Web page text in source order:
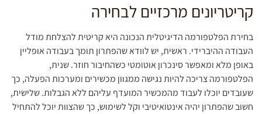
קריטריונים מרכזיים לבחירה
בחירת הפלטפורמה הדיגיטלית הנכונה היא קריטית להצלחת מודל
העבודה ההיברידי. ראשית, יש לוודא שהפתרון תומך בעבודה אופליין
באופן מלא ומאפשר סינכרון אוטומטי כשהחיבור חוזר. שנית,
הפלטפורמה צריכה להיות נגישה ממגוון מכשירים ומערכות הפעלה, כך
שעובדים יוכלו לעבוד מהמכשיר המועדף עליהם ללא הגבלות. שלישית,
חשוב שהפתרון יהיה אינטואיטיבי וקל לשימוש, כך שהצוות יוכל להתחיל